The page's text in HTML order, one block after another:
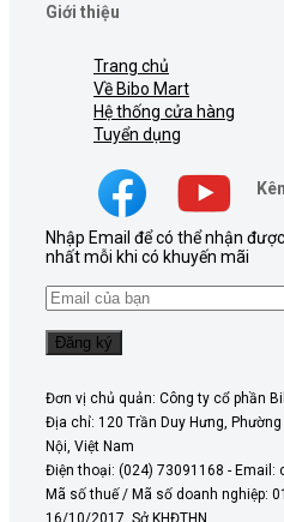
Giới thiệu
Trang chủ
Về Bibo Mart
Hệ thống cửa hàng
Tuyển dụng
Nhập Email để có thể nhận
nhất mỗi khi có khuyến mãi
Đơn vị chủ quản: Công ty cổ phần
Địa chỉ: 120 Trần Duy Hưng,
Nội, Việt Nam
Điện thoại: (024) 73091168 - Email:
Mã số thuế / Mã số doanh nghiệp:
16/10/2017, Sở KHĐTHN